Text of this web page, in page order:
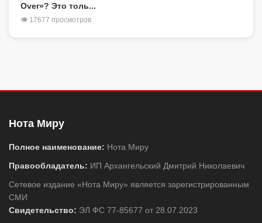
Over»? Это толь...
👁 17677 просмотров
Нота Миру
Полное наименование: Нота Миру
Правообладатель: ИП Архангельский Дмитрий Николаевич
Сетевое издание «Нота Миру» является зарегистрированным
СМИ
Свидетельство: ЭЛ ФС 77-85677 от 28.07.2023